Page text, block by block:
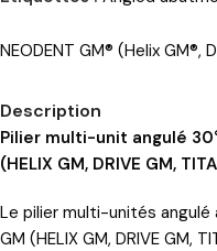
NEODENT GM® (Helix GM®,
Description
Pilier multi-unit angulé
(HELIX GM, DRIVE GM,
Le pilier multi-unités angulé
GM (HELIX GM, DRIVE GM,